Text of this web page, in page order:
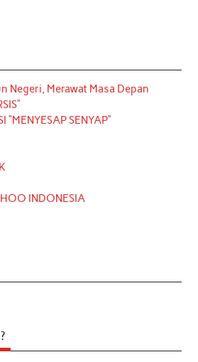
Negeri, Merawat Masa Depan
“MENYESAP SENYAP”
INDONESIA